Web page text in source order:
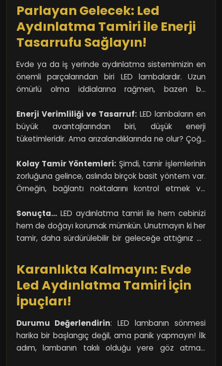
Parlayan Gelecek: Led
Aydınlatma Tamiri ile Enerji
Tasarrufu Sağlayın!
Evde ya da iş yerinde aydınlatma sistemimizin en
önemli parçalarından biri LED lambalardır. Uzun
ömürlü olma iddialarına rağmen, bazen bu
Ancak, hemen yenisini almak yerine LED aydınlatma
tamiriyle hem bütçenizi koruyabilir hem de çevreye
yardımcı olabilirsiniz. Düşünsenize, her tamir
engellediğiniz bir dünya yaratıyorsunuz. Bu
gerçekten de harika bir düşünce değil mi?
Enerji Verimliliği ve Tasarruf: LED lambaların en
büyük avantajlarından biri, düşük enerji
tüketimleridir. Ama arızalandıklarında ne olur? Çoğu
daha kolay?" diye düşünebilir. Ancak, tamir ederek
sağladığınız enerji tasarrufu ve kaynak kullanımı,
gerçek anlamda geri dönüşüm yapmanızı sağlar.
getireceği ek enerji tüketimini engeller.
Kolay Tamir Yöntemleri: Şimdi, tamir işlemlerinin
zorluğuna gelince, aslında birçok basit yöntem var.
Örneğin, bağlantı noktalarını kontrol etmek ve
çözebilir. Hatta bazen sadece LED devresindeki bir
bileşenin değişimi ile lambanın ömrü uzatılabilir. Bu
tür basit işlemleri öğrenmek, sizin için büyük bir
konusunda birkaç video izlemek, bu süreci oldukça
basitleştirebilir.
Sonuçta… LED aydınlatma tamiri ile hem cebinizi
hem de doğayı korumak mümkün. Unutmayın ki her
tamir, daha sürdürülebilir bir geleceğe attığınız bir
onaramayacağınızı öğrenirken yapacağınız hemen
her şey, büyük bir çevresel katkı sağlayacaktır. O
yüzden, tamir etmeyi bir seçenek olarak
görmekten çekinmeyin!
Karanlıkta Kalmayın: Evde
Led Aydınlatma Tamiri İçin
İpuçları!
Durumu Değerlendirin: LED lambanın sönmesi
harika bir başlangıç değil, ama panik yapmayın! İlk
adım, lambanın takılı olduğu yere göz atmak.